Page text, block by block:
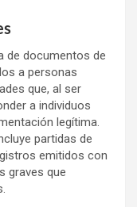
de documentos de
a personas
que, al ser
a individuos
legítima.
partidas de
emitidos con
graves que